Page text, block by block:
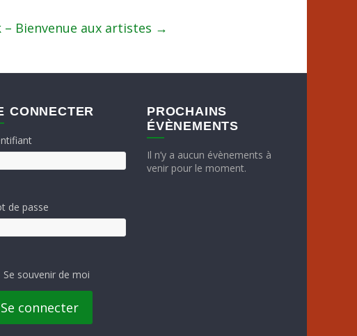
Bienvenue aux artistes →
CONNECTER
de passe
Se souvenir de moi
Se connecter
PROCHAINS
ÉVÈNEMENTS
Il n’y a aucun évènements à
venir pour le moment.